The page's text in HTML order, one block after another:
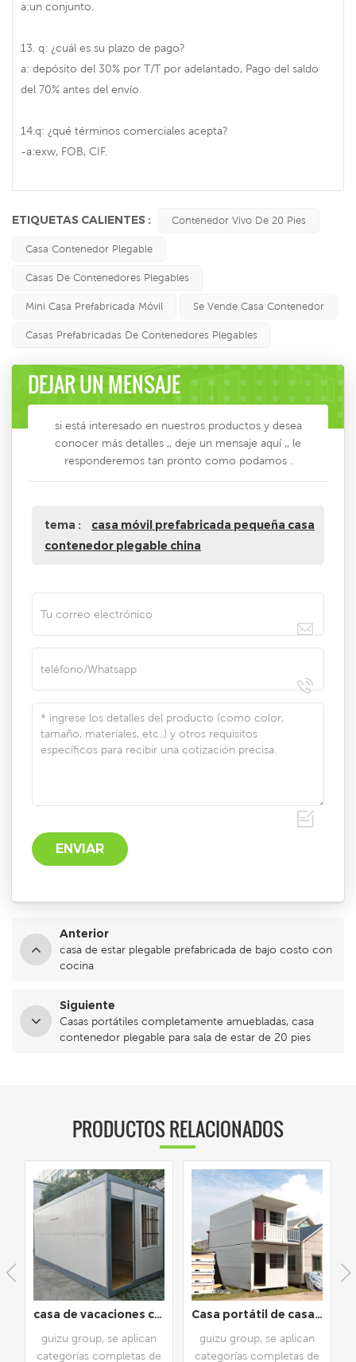
a:un conjunto.
13. q: ¿cuál es su plazo de pago?
a: depósito del 30% por T/T por adelantado, Pago del saldo
del 70% antes del envío.
14.q: ¿qué términos comerciales acepta?
-a:exw, FOB, CIF.
ETIQUETAS CALIENTES : Contenedor Vivo De 20 Pies
Casa Contenedor Plegable
Casas De Contenedores Plegables
Mini Casa Prefabricada Móvil Se Vende Casa Contenedor
Casas Prefabricadas De Contenedores Plegables
DEJAR UN MENSAJE
si está interesado en nuestros productos y desea
conocer más detalles ,, deje un mensaje aquí ,, le
responderemos tan pronto como podamos .
tema :
casa móvil prefabricada pequeña casa
contenedor plegable china
Anterior
casa de estar plegable prefabricada de bajo costo con
cocina
Siguiente
Casas portátiles completamente amuebladas, casa
contenedor plegable para sala de estar de 20 pies
PRODUCTOS RELACIONADOS
casa de vacaciones convertida en contenedor de 20 pies pequeña casa prefabricada móvil
guizu group, se aplican
categorías completas de
Casa portátil de casa de contenedor de vida fabricada de lujo
guizu group, se aplican
categorías completas de